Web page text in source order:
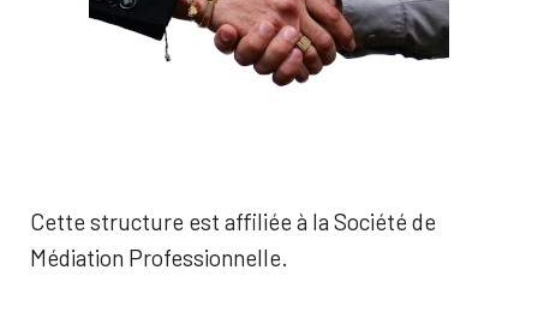
Cette structure est affiliée à la Société de
Médiation Professionnelle.